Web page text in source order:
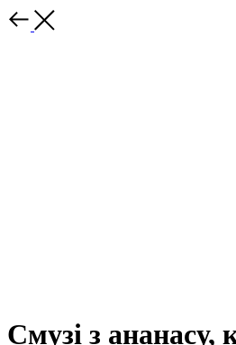
Смузі з ананасу,